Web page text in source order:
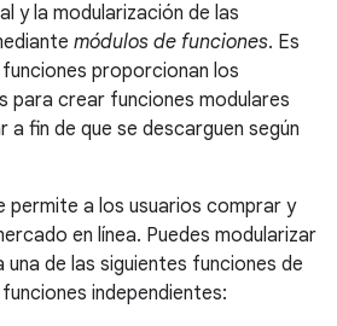
y la modularización de las
módulos de funciones. Es
proporcionan los
para crear funciones modulares
a fin de que se descarguen según
permite a los usuarios comprar y
en línea. Puedes modularizar
de las siguientes funciones de
independientes: